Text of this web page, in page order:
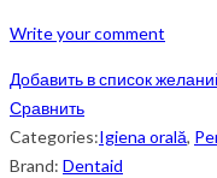
Write your comment
Добавить в список
Сравнить
Categories:Igiena orală,
Brand: Dentaid